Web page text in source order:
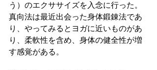
う）のエクササイズを入念に行った。
真向法は最近出会った身体鍛錬法であ
り、やってみるとヨガに近いものがあ
り、柔軟性を含め、身体の健全性が増
す感覚がある。